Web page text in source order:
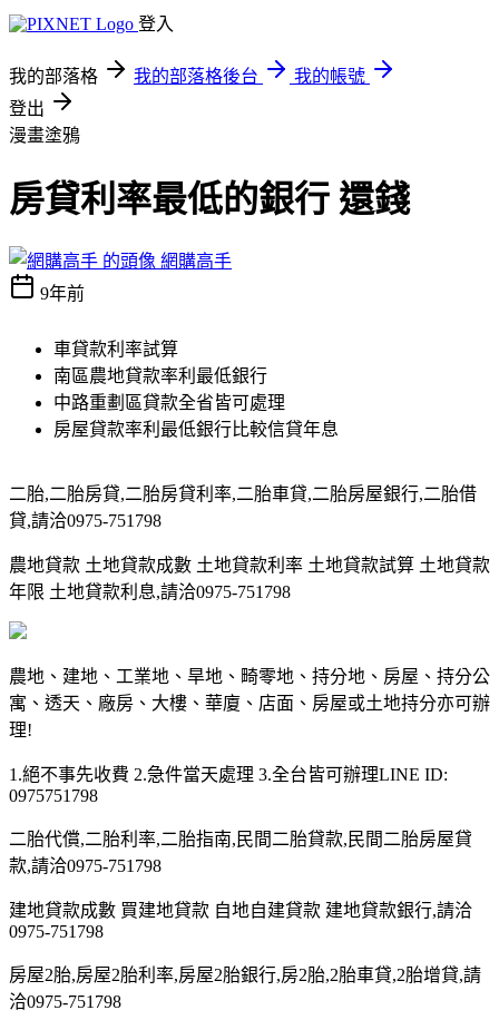
登入
我的部落格 我的部落格後台
我的帳號
登出
漫畫塗鴉
房貸利率最低的銀行 還錢
網購高手
9年前
車貸款利率試算
南區農地貸款率利最低銀行
中路重劃區貸款全省皆可處理
房屋貸款率利最低銀行比較信貸年息
二胎,二胎房貸,二胎房貸利率,二胎車貸,二胎房屋銀行,二胎借
貸,請洽0975-751798
農地貸款 土地貸款成數 土地貸款利率 土地貸款試算 土地貸款
年限 土地貸款利息,請洽0975-751798
農地、建地、工業地、旱地、畸零地、持分地、房屋、持分公
寓、透天、廠房、大樓、華廈、店面、房屋或土地持分亦可辦
理!
1.絕不事先收費 2.急件當天處理 3.全台皆可辦理LINE ID:
0975751798
二胎代償,二胎利率,二胎指南,民間二胎貸款,民間二胎房屋貸
款,請洽0975-751798
建地貸款成數 買建地貸款 自地自建貸款 建地貸款銀行,請洽
0975-751798
房屋2胎,房屋2胎利率,房屋2胎銀行,房2胎,2胎車貸,2胎增貸,請
洽0975-751798